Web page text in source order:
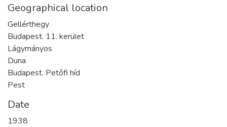
Geographical location
Gellérthegy
Budapest. 11. kerület
Lágymányos
Duna
Budapest. Petőfi híd
Pest
Date
1938